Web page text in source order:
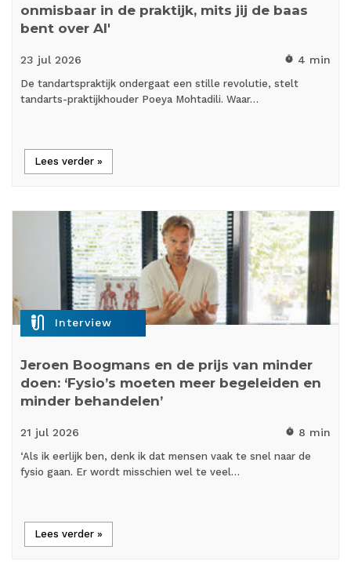
onmisbaar in de praktijk, mits jij de baas
bent over AI'
23 jul 2026 timer 4 min
De tandartspraktijk ondergaat een stille revolutie, stelt
tandarts-praktijkhouder Poeya Mohtadili. Waar…
Lees verder »
mic_external_on Interview
Jeroen Boogmans en de prijs van minder
doen: ‘Fysio’s moeten meer begeleiden en
minder behandelen’
21 jul 2026 timer 8 min
‘Als ik eerlijk ben, denk ik dat mensen vaak te snel naar de
fysio gaan. Er wordt misschien wel te veel…
Lees verder »